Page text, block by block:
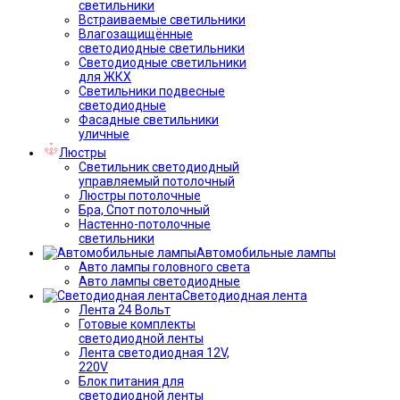
светильники
Встраиваемые светильники
Влагозащищённые
светодиодные светильники
Светодиодные светильники
для ЖКХ
Светильники подвесные
светодиодные
Фасадные светильники
уличные
Люстры
Светильник светодиодный
управляемый потолочный
Люстры потолочные
Бра, Спот потолочный
Настенно-потолочные
светильники
Автомобильные лампы
Авто лампы головного света
Авто лампы светодиодные
Светодиодная лента
Лента 24 Вольт
Готовые комплекты
светодиодной ленты
Лента светодиодная 12V,
220V
Блок питания для
светодиодной ленты